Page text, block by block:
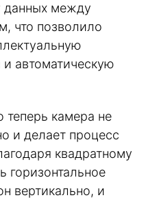
данных между
что позволило
автоматическую
теперь камера не
и делает процесс
квадратному
горизонтальное
вертикально, и